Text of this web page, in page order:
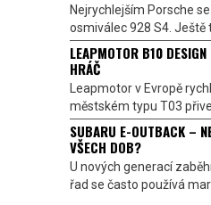
Nejrychlejším Porsche
osmiválec 928 S4. Ještě
LEAPMOTOR B10
HRÁČ
Leapmotor v Evropě
městském typu T03
SUBARU E-OUTBACK –
VŠECH DOB?
U nových generací
řad se často používá